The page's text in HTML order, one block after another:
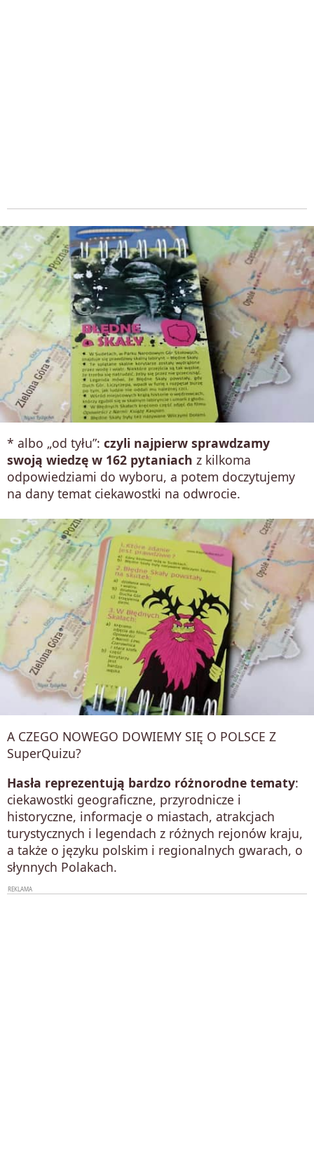
* albo „od tyłu”: czyli najpierw sprawdzamy
swoją wiedzę w 162 pytaniach z kilkoma
odpowiedziami do wyboru, a potem doczytujemy
na dany temat ciekawostki na odwrocie.
A CZEGO NOWEGO DOWIEMY SIĘ O POLSCE Z
SuperQuizu?
Hasła reprezentują bardzo różnorodne tematy:
ciekawostki geograficzne, przyrodnicze i
historyczne, informacje o miastach, atrakcjach
turystycznych i legendach z różnych rejonów kraju,
a także o języku polskim i regionalnych gwarach, o
słynnych Polakach.